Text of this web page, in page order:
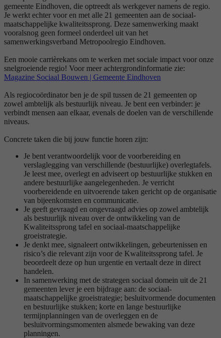
gemeente Eindhoven, die optreedt als werkgever namens de regio.
Je werkt echter voor en met alle 21 gemeenten aan de sociaal-
maatschappelijke kwaliteitssprong. Deze samenwerking maakt
vooralsnog geen formeel onderdeel uit van het
samenwerkingsverband Metropoolregio Eindhoven.
Een mooie carrièrekans om te werken met sociale impact voor onze
snelgroeiende regio! Voor meer achtergrondinformatie zie:
Magazine Sociaal Bouwen | Gemeente Eindhoven
Als regiocoördinator ben je de spil tussen de 21 gemeenten op
zowel ambtelijk als bestuurlijk niveau. Je bent een verbinder: je
verbindt mensen aan elkaar, evenals de doelen van de verschillende
niveaus.
Concrete taken die bij jouw functie horen zijn:
Je bent verantwoordelijk voor de voorbereiding en
verslaglegging van verschillende (bestuurlijke) overlegtafels.
Je leest mee, overlegt en adviseert op bestuurlijke stukken en
andere bestuurlijke aangelegenheden. Je verricht
voorbereidende en uitvoerende taken gericht op de organisatie
van bijeenkomsten en communicatie.
Je geeft gevraagd en ongevraagd advies op zowel ambtelijk
als bestuurlijk niveau over de ontwikkeling van de
Kwaliteitssprong tafel en sociaal-maatschappelijke
groeistrategie.
Je denkt mee, signaleert ontwikkelingen, gebeurtenissen en
risico’s die relevant zijn voor de Kwaliteitssprong tafel. Je
beoordeelt deze op hun urgentie en vertaalt deze in direct
handelen.
In samenwerking met de strategen sociaal domein uit de 21
gemeenten lever je een bijdrage aan: de sociaal-
maatschappelijke groeistrategie; besluitvormende documenten
en bestuurlijke stukken; korte en lange bestuurlijke
termijnplanningen van de overleggen en de
besluitvormingsmomenten alsmede bewaking van deze
planningen.